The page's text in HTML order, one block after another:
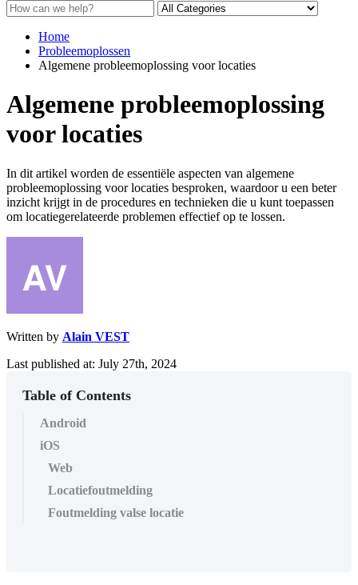
Home
Probleemoplossen
Algemene probleemoplossing voor locaties
Algemene probleemoplossing
voor locaties
In dit artikel worden de essentiële aspecten van algemene
probleemoplossing voor locaties besproken, waardoor u een beter
inzicht krijgt in de procedures en technieken die u kunt toepassen
om locatiegerelateerde problemen effectief op te lossen.
Written by Alain VEST
Last published at: July 27th, 2024
Table of Contents
Android
iOS
Web
Locatiefoutmelding
Foutmelding valse locatie